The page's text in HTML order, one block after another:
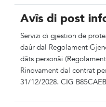
Avîs di post
Servizi di gjestion de
daûr dal Regolament
dâts personâi
Rinovament dal contrat
31/12/2028. CIG